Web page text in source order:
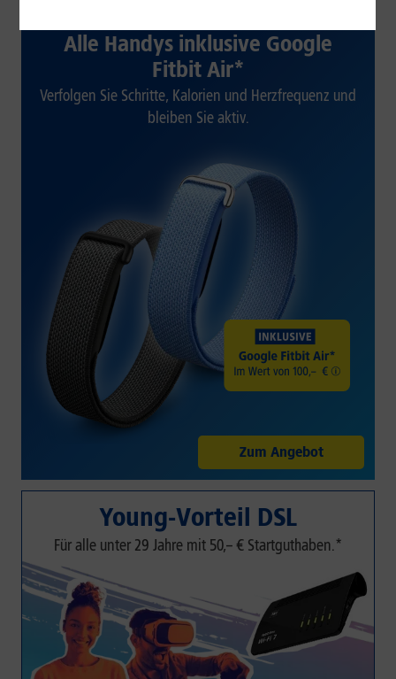
Alle Handys inklusive Google
Fitbit Air*
Verfolgen Sie Schritte, Kalorien und Herzfrequenz und
bleiben Sie aktiv.
Zum Angebot
Young-Vorteil DSL
Für alle unter 29 Jahre mit 50,– € Startguthaben.*